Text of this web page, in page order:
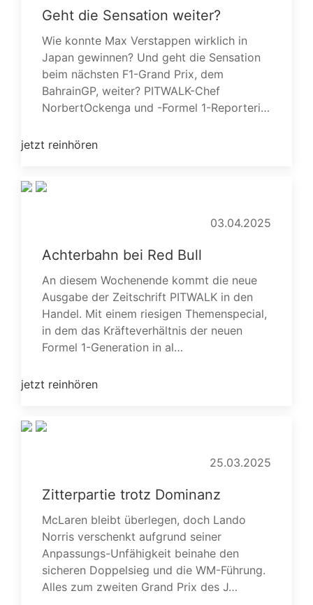
Geht die Sensation weiter?
Wie konnte Max Verstappen wirklich in
Japan gewinnen? Und geht die Sensation
beim nächsten F1-Grand Prix, dem
BahrainGP, weiter? PITWALK-Chef
NorbertOckenga und -Formel 1-Reporteri…
jetzt reinhören
03.04.2025
Achterbahn bei Red Bull
An diesem Wochenende kommt die neue
Ausgabe der Zeitschrift PITWALK in den
Handel. Mit einem riesigen Themenspecial,
in dem das Kräfteverhältnis der neuen
Formel 1-Generation in al…
jetzt reinhören
25.03.2025
Zitterpartie trotz Dominanz
McLaren bleibt überlegen, doch Lando
Norris verschenkt aufgrund seiner
Anpassungs-Unfähigkeit beinahe den
sicheren Doppelsieg und die WM-Führung.
Alles zum zweiten Grand Prix des J…